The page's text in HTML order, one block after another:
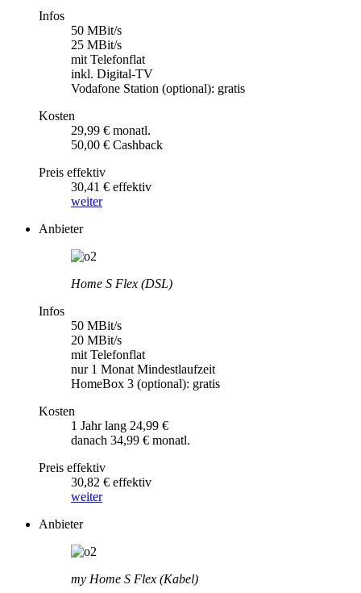
Infos
50 MBit/s
25 MBit/s
mit Telefonflat
inkl. Digital-TV
Vodafone Station (optional): gratis
Kosten
29,99 € monatl.
50,00 € Cashback
Preis effektiv
30,41 € effektiv
weiter
Anbieter
Home S Flex (DSL)
Infos
50 MBit/s
20 MBit/s
mit Telefonflat
nur 1 Monat Mindestlaufzeit
HomeBox 3 (optional): gratis
Kosten
1 Jahr lang 24,99 €
danach 34,99 € monatl.
Preis effektiv
30,82 € effektiv
weiter
Anbieter
my Home S Flex (Kabel)